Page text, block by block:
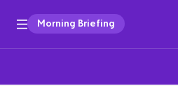
Morning Briefing